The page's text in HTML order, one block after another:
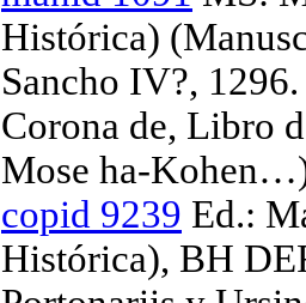
Histórica)
Sancho IV?,
Corona de, Libro
Mose ha-
copid 9239 Ed.:
Histórica), BH